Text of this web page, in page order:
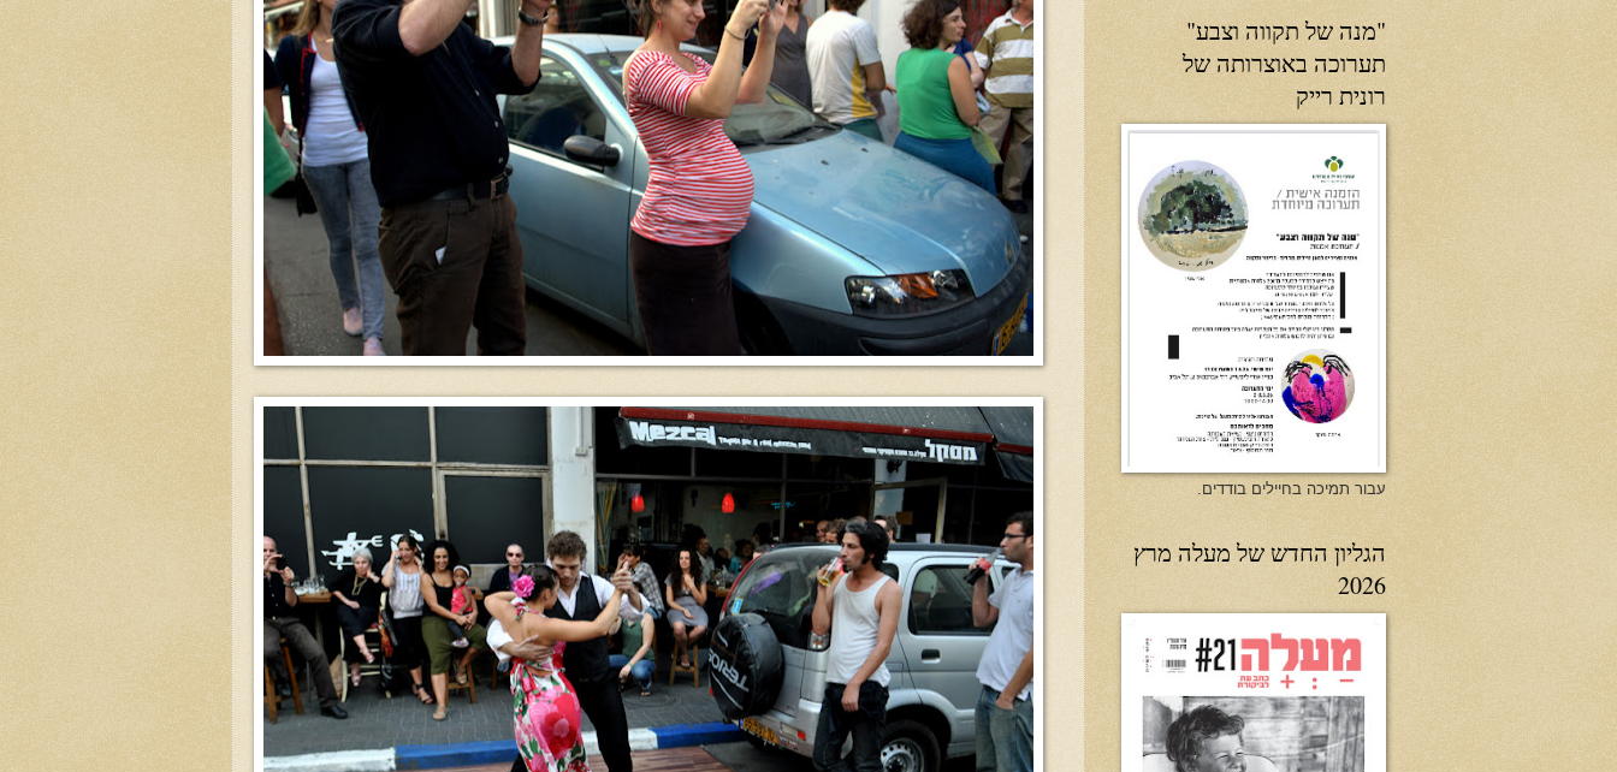
"מנה של תקווה וצבע"
תערוכה באוצרותה של
רונית רייק
עבור תמיכה בחיילים בודדים.
הגליון החדש של מעלה מרץ
2026